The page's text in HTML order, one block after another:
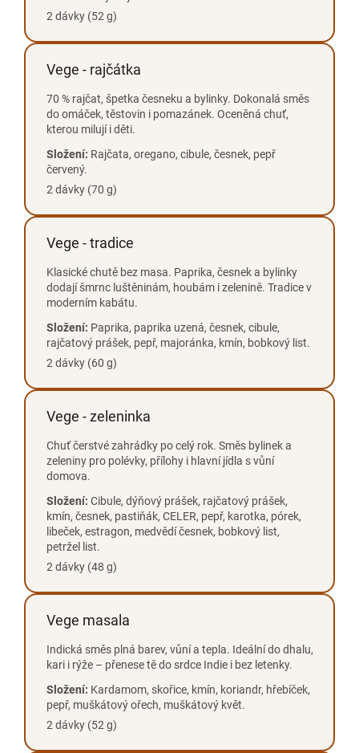
2 dávky (52 g)
Vege - rajčátka
70 % rajčat, špetka česneku a bylinky. Dokonalá směs
do omáček, těstovin i pomazánek. Oceněná chuť,
kterou milují i děti.
Složení: Rajčata, oregano, cibule, česnek, pepř
červený.
2 dávky (70 g)
Vege - tradice
Klasické chutě bez masa. Paprika, česnek a bylinky
dodají šmrnc luštěninám, houbám i zelenině. Tradice v
moderním kabátu.
Složení: Paprika, paprika uzená, česnek, cibule,
rajčatový prášek, pepř, majoránka, kmín, bobkový list.
2 dávky (60 g)
Vege - zeleninka
Chuť čerstvé zahrádky po celý rok. Směs bylinek a
zeleniny pro polévky, přílohy i hlavní jídla s vůní
domova.
Složení: Cibule, dýňový prášek, rajčatový prášek,
kmín, česnek, pastiňák, CELER, pepř, karotka, pórek,
libeček, estragon, medvědí česnek, bobkový list,
petržel list.
2 dávky (48 g)
Vege masala
Indická směs plná barev, vůní a tepla. Ideální do dhalu,
kari i rýže – přenese tě do srdce Indie i bez letenky.
Složení: Kardamom, skořice, kmín, koriandr, hřebíček,
pepř, muškátový ořech, muškátový květ.
2 dávky (52 g)